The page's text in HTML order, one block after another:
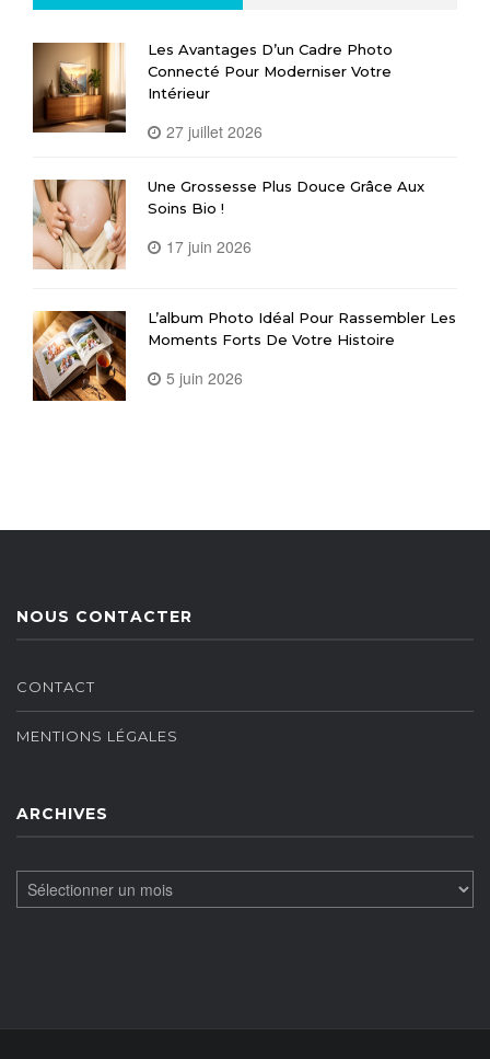
Les Avantages D’un Cadre Photo
Connecté Pour Moderniser Votre
Intérieur
27 juillet 2026
Une Grossesse Plus Douce Grâce Aux
Soins Bio !
17 juin 2026
L’album Photo Idéal Pour Rassembler Les
Moments Forts De Votre Histoire
5 juin 2026
NOUS CONTACTER
CONTACT
MENTIONS LÉGALES
ARCHIVES